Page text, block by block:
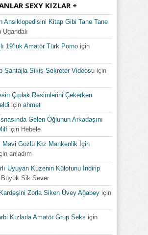
SEXY KIZLAR +
Ansiklopedisini Kitap Gibi Tane Tane
Ugandalı
19’luk Amatör Türk Porno için
Şantajla Sikiş Sekreter Videosu için
Çıplak Resimlerini Çekerken
için ahmet
Gelen Oğlunun Arkadaşını
için Hebele
Mavi Gözlü Kız Mankenlik İçin
anladım
Uyuyan Kuzenin Külotunu İndirip
Büyük Sik Sever
Zorla Siken Üvey Ağabey için
Kızlarla Amatör Grup Seks için